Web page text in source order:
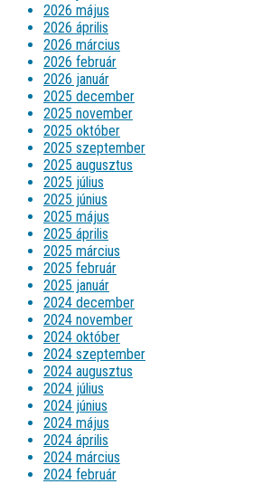
2026 május
2026 április
2026 március
2026 február
2026 január
2025 december
2025 november
2025 október
2025 szeptember
2025 augusztus
2025 július
2025 június
2025 május
2025 április
2025 március
2025 február
2025 január
2024 december
2024 november
2024 október
2024 szeptember
2024 augusztus
2024 július
2024 június
2024 május
2024 április
2024 március
2024 február